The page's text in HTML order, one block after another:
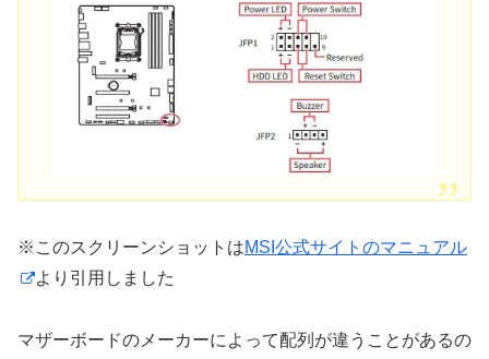
※このスクリーンショットはMSI公式サイトのマニュアル
より引用しました
マザーボードのメーカーによって配列が違うことがあるの